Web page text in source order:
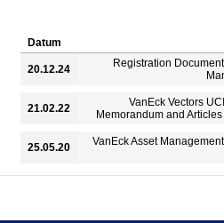
Datum
20.12.24
Registration
21.02.22
VanEck Vectors
Memorandum and
25.05.20
VanEck Asset